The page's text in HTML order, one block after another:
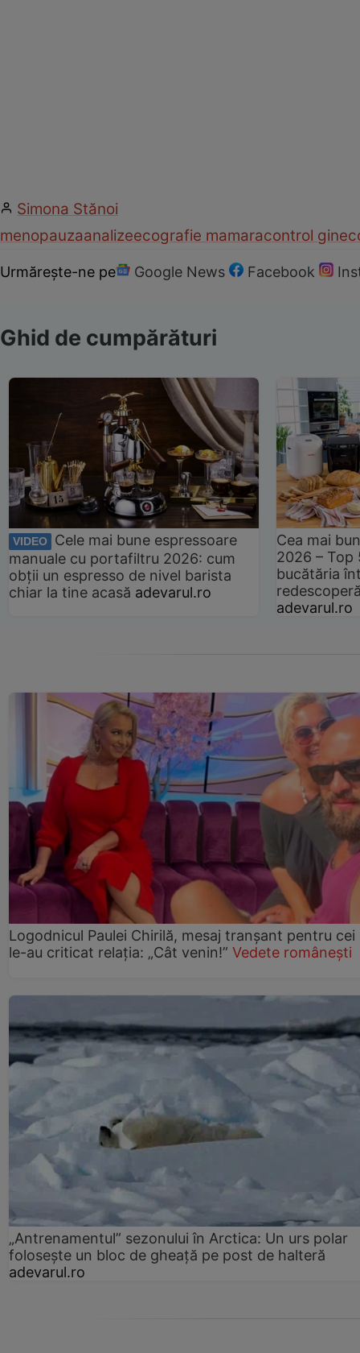
Simona Stănoi
menopauzaanalizeecografie mamaracontrol
Urmărește-ne pe Google News Facebook
Ghid de cumpărături
VIDEO
Cele mai bune espressoare
manuale cu portafiltru 2026: cum
obții un espresso de nivel barista
chiar la tine acasă adevarul.ro
Cea mai
2026 –
bucătăria
adevarul.ro
Logodnicul Paulei Chirilă, mesaj tranșant pentru cei
le-au criticat relația: „Cât venin!” Vedete românești
„Antrenamentul” sezonului în Arctica: Un urs polar
folosește un bloc de gheață pe post de halteră
adevarul.ro